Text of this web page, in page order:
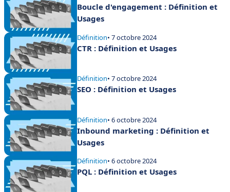
Boucle d'engagement : Définition et
Usages
Définition• 7 octobre 2024
CTR : Définition et Usages
Définition• 7 octobre 2024
SEO : Définition et Usages
Définition• 6 octobre 2024
Inbound marketing : Définition et
Usages
Définition• 6 octobre 2024
PQL : Définition et Usages